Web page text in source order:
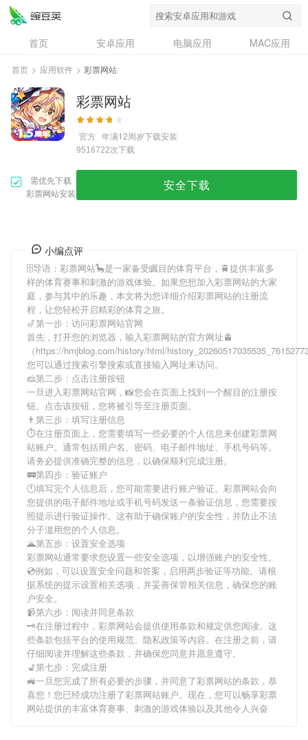
首页 安卓应用 电脑应用
MAC应用
资讯
专题
问答
首页 > 应用软件 > 彩票网站
彩票网站
官方 年满12周岁下载安装
9516722次下载
需优先下载
彩票网站安装
安全下载
小编点评
🗄导语： 彩票网站🦕是一家备受瞩目的体育平台，🚆提供丰富多
样的体育赛事和刺激的游戏体验。如果您想加入彩票网站的大家
庭，参与其中的乐趣，本文将为您详细介绍彩票网站的注册流
程，让您轻松开启精彩的体育之旅。
🎷第一步：访问彩票网站官网
首先，打开您的浏览器，输入彩票网站的官方网址🚊
（https://hmjblog.com/history/html/
您可以通过搜索引擎搜索或直接输入网址来访问。
🧀第二步：点击注册按钮
一旦进入彩票网站官网，📸您会在页面上找到一个醒目的注册按
钮。点击该按钮，您将被引导至注册页面。
👨第三步：填写注册信息
⏱在注册页面上，您需要填写一些必要的个人信息来创建彩票网
站账户。通常包括用户名、密码、电子邮件地址、手机号码等。
请务必提供准确完整的信息，以确保顺利完成注册。
🚃第四步：验证账户
🕚填写完个人信息后，您可能需要进行账户验证。 彩票网站会向
您提供的电子邮件地址或手机号码发送一条验证信息，您需要按
照提示进行验证操作。这有助于确保账户的安全性，并防止不法
分子滥用您的个人信息。
🌋第五步：设置安全选项
彩票网站通常要求您设置一些安全选项，以增强账户的安全性。
💿例如，可以设置安全问题和答案，启用两步验证等功能。请根
据系统的提示设置相关选项，并妥善保管相关信息，确保您的账
户安全。
📹第六步：阅读并同意条款
🗝在注册过程中， 彩票网站会提供使用条款和规定供您阅读。这
些条款包括平台的使用规范、隐私政策等内容。在注册之前，请
仔细阅读并理解这些条款，并确保您同意并愿意遵守。
💺第七步：完成注册
🚜一旦您完成了所有必要的步骤，并同意了彩票网站的条款，恭
喜您！您已经成功注册了彩票网站账户。现在，您可以畅享彩票
网站提供的丰富体育赛事、刺激的游戏体验以及其他令人兴奋